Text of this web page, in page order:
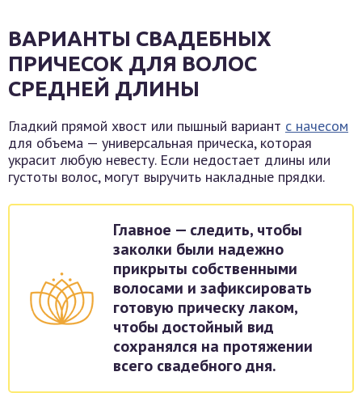
ВАРИАНТЫ СВАДЕБНЫХ
ПРИЧЕСОК ДЛЯ ВОЛОС
СРЕДНЕЙ ДЛИНЫ
Гладкий прямой хвост или пышный вариант с начесом
для объема — универсальная прическа, которая
украсит любую невесту. Если недостает длины или
густоты волос, могут выручить накладные прядки.
Главное — следить, чтобы
заколки были надежно
прикрыты собственными
волосами и зафиксировать
готовую прическу лаком,
чтобы достойный вид
сохранялся на протяжении
всего свадебного дня.